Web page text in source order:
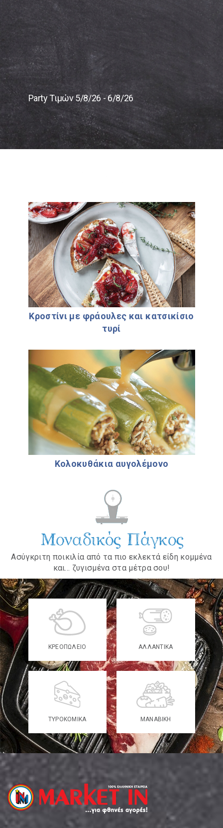
Party Τιμών 5/8/26 - 6/8/26
Κροστίνι µε φράουλες και κατσικίσιο
τυρί
Κολοκυθάκια αυγολέµονο
Μοναδικός Πάγκος
Ασύγκριτη ποικιλία από τα πιο εκλεκτά είδη κομμένα
και... ζυγισμένα στα μέτρα σου!
ΚΡΕΟΠΩΛΕΙΟ ΑΛΛΑΝΤΙΚΑ
ΤΥΡΟΚΟΜΙΚΑ ΜΑΝΑΒΙΚΗ